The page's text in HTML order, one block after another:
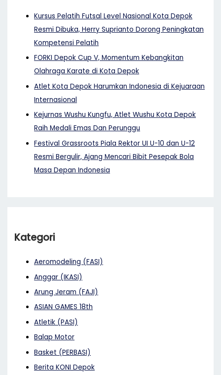
Kursus Pelatih Futsal Level Nasional Kota Depok
Resmi Dibuka, Herry Suprianto Dorong Peningkatan
Kompetensi Pelatih
FORKI Depok Cup V, Momentum Kebangkitan
Olahraga Karate di Kota Depok
Atlet Kota Depok Harumkan Indonesia di Kejuaraan
Internasional
Kejurnas Wushu Kungfu, Atlet Wushu Kota Depok
Raih Medali Emas Dan Perunggu
Festival Grassroots Piala Rektor UI U-10 dan U-12
Resmi Bergulir, Ajang Mencari Bibit Pesepak Bola
Masa Depan Indonesia
Kategori
Aeromodeling (FASI)
Anggar (IKASI)
Arung Jeram (FAJI)
ASIAN GAMES 18th
Atletik (PASI)
Balap Motor
Basket (PERBASI)
Berita KONI Depok